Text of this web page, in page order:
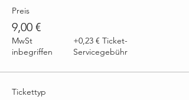
Preis
9,00 €
MwSt
inbegriffen
+0,23 € Ticket-
Servicegebühr
Tickettyp